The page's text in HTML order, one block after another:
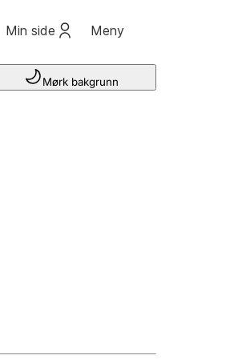
Min side Meny
Mørk bakgrunn